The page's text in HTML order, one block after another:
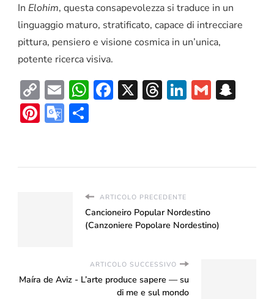
In Elohim, questa consapevolezza si traduce in un
linguaggio maturo, stratificato, capace di intrecciare
pittura, pensiero e visione cosmica in un’unica,
potente ricerca visiva.
Copy
Link
EmailWhatsApp
Facebook
X Threads
LinkedIn
Gmail
Pinterest
Google
ARTICOLO PRECEDENTE
Cancioneiro Popular Nordestino
(Canzoniere Popolare Nordestino)
ARTICOLO SUCCESSIVO
Maíra de Aviz - L’arte produce sapere — su
di me e sul mondo